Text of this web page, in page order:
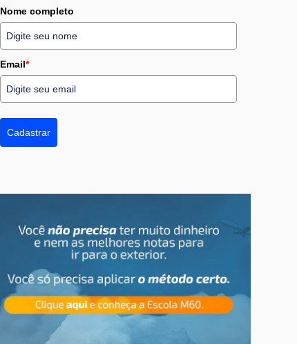
Nome completo
Email*
Cadastrar